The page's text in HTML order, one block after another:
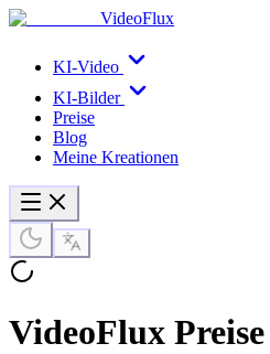
VideoFlux
KI-Video
KI-Bilder
Preise
Blog
Meine Kreationen
VideoFlux Preise